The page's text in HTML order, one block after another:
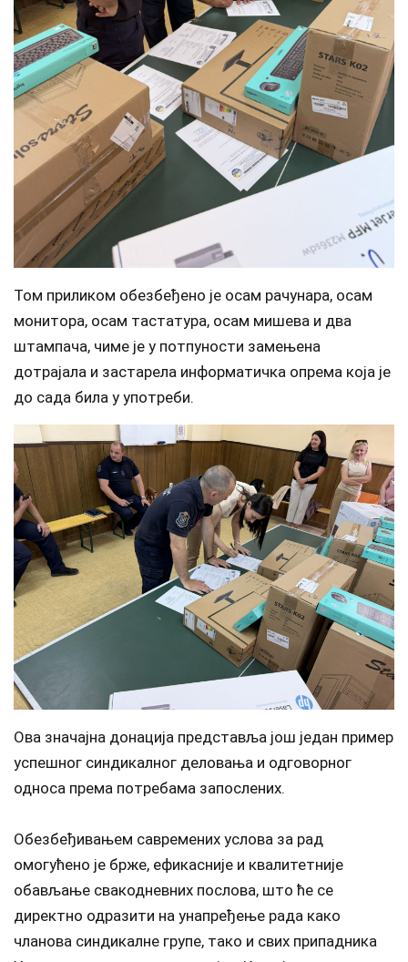
Том приликом обезбеђено је осам рачунара, осам
монитора, осам тастатура, осам мишева и два
штампача, чиме је у потпуности замењена
дотрајала и застарела информатичка опрема која је
до сада била у употреби.
Ова значајна донација представља још један пример
успешног синдикалног деловања и одговорног
односа према потребама запослених.
Обезбеђивањем савремених услова за рад
омогућено је брже, ефикасније и квалитетније
обављање свакодневних послова, што ће се
директно одразити на унапређење рада како
чланова синдикалне групе, тако и свих припадника